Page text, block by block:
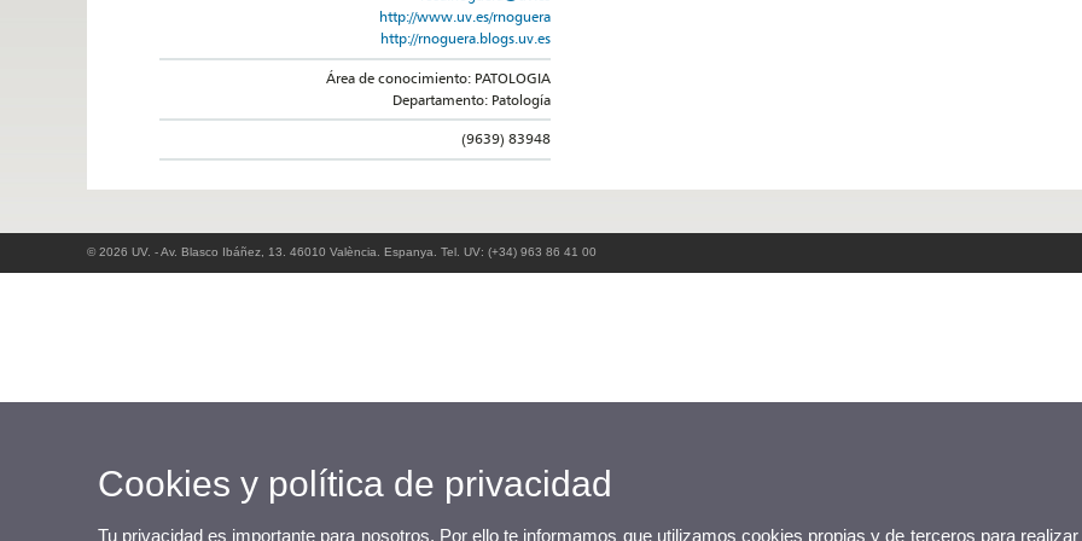
http://www.uv.es/rnoguera
http://rnoguera.blogs.uv.es
Área de conocimiento: PATOLOGIA
Departamento: Patología
(9639) 83948
© 2026 UV. - Av. Blasco Ibáñez, 13. 46010 València. Espanya. Tel. UV: (+34) 963 86 41 00
Cookies y política de privacidad
Tu privacidad es importante para nosotros. Por ello te informamos que utilizamos cookies propias y de terceros para realizar